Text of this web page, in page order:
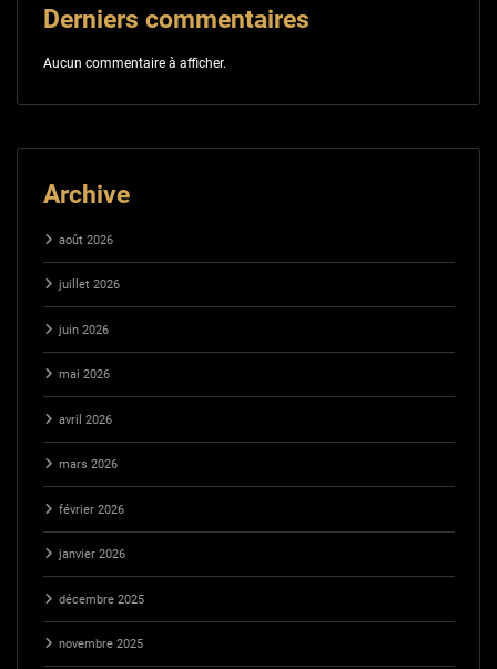
Derniers commentaires
Aucun commentaire à afficher.
Archive
août 2026
juillet 2026
juin 2026
mai 2026
avril 2026
mars 2026
février 2026
janvier 2026
décembre 2025
novembre 2025